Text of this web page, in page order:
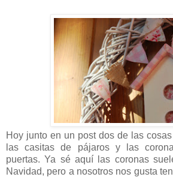
Hoy junto en un post dos de las
las casitas de pájaros y las
puertas. Ya sé aquí las coronas
Navidad, pero a nosotros nos gusta